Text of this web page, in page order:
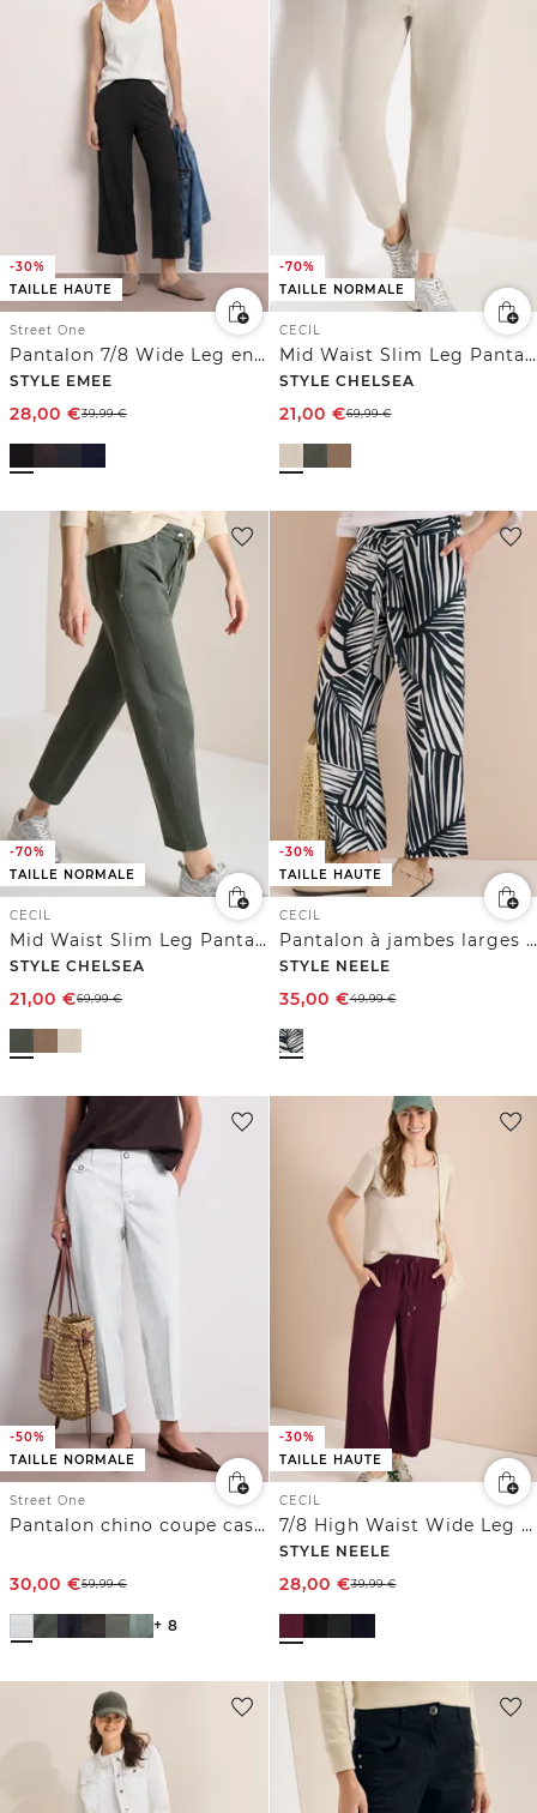
-30%
TAILLE HAUTE
Street One
Pantalon 7/8 Wide Leg en Loose Fit
STYLE EMEE
28,00 €39,99€
-70%
TAILLE NORMALE
CECIL
Mid Waist Slim Leg Pantalon Loose Fit
STYLE CHELSEA
21,00 €69,99€
-70%
TAILLE NORMALE
CECIL
Mid Waist Slim Leg Pantalon Loose Fit
STYLE CHELSEA
21,00 €69,99€
-30%
TAILLE HAUTE
CECIL
Pantalon à jambes larges avec imprimé et détail de ceinture
STYLE NEELE
35,00 €49,99€
-50%
TAILLE NORMALE
Street One
Pantalon chino coupe casual en matière douce
30,00 €59,99€
+ 8
-30%
TAILLE HAUTE
CECIL
7/8 High Waist Wide Leg Pantalon Loose Fit
STYLE NEELE
28,00 €39,99€